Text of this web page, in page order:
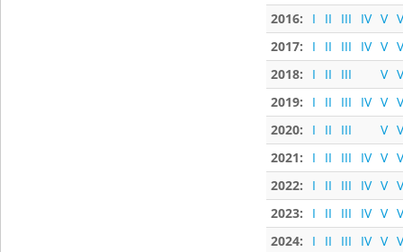
2016:
I II III IV V
2017:
I II III IV V
2018:
I II III V
2019:
I II III IV V
2020:
I II III V
2021:
I II III IV V
2022:
I II III IV V
2023:
I II III IV V
2024:
I II III IV V